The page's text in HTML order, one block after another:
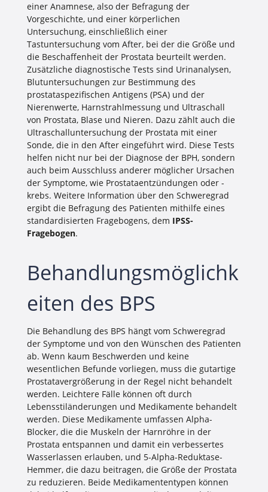
einer Anamnese, also der Befragung der
Vorgeschichte, und einer körperlichen
Untersuchung, einschließlich einer
Tastuntersuchung vom After, bei der die Größe und
die Beschaffenheit der Prostata beurteilt werden.
Zusätzliche diagnostische Tests sind Urinanalysen,
Blutuntersuchungen zur Bestimmung des
prostataspezifischen Antigens (PSA) und der
Nierenwerte, Harnstrahlmessung und Ultraschall
von Prostata, Blase und Nieren. Dazu zählt auch die
Ultraschalluntersuchung der Prostata mit einer
Sonde, die in den After eingeführt wird. Diese Tests
helfen nicht nur bei der Diagnose der BPH, sondern
auch beim Ausschluss anderer möglicher Ursachen
der Symptome, wie Prostataentzündungen oder -
krebs. Weitere Information über den Schweregrad
ergibt die Befragung des Patienten mithilfe eines
standardisierten Fragebogens, dem IPSS-
Fragebogen.
Behandlungsmöglichk
eiten des BPS
Die Behandlung des BPS hängt vom Schweregrad
der Symptome und von den Wünschen des Patienten
ab. Wenn kaum Beschwerden und keine
wesentlichen Befunde vorliegen, muss die gutartige
Prostatavergrößerung in der Regel nicht behandelt
werden. Leichtere Fälle können oft durch
Lebensstiländerungen und Medikamente behandelt
werden. Diese Medikamente umfassen Alpha-
Blocker, die die Muskeln der Harnröhre in der
Prostata entspannen und damit ein verbessertes
Wasserlassen erlauben, und 5-Alpha-Reduktase-
Hemmer, die dazu beitragen, die Größe der Prostata
zu reduzieren. Beide Medikamententypen können